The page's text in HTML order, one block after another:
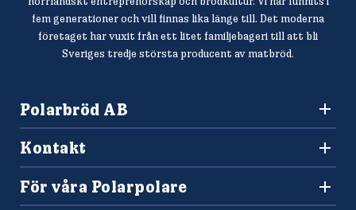
fem generationer och vill finnas lika länge till. Det moderna
företaget har vuxit från ett litet familjebageri till att bli
Sveriges tredje största producent av matbröd.
Polarbröd AB
010-450 60 00
info@polarbrod.se
Kontakt
Konsumentkontakt och reklamation
Frågor och svar
För våra Polarpolare